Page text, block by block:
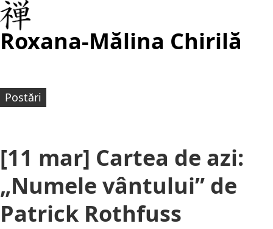
Roxana-Mălina Chirilă
Postări
[11 mar] Cartea de azi:
„Numele vântului” de
Patrick Rothfuss